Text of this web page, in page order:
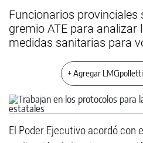
Funcionarios provinciales
gremio ATE para analizar
medidas sanitarias para
+ Agregar
El Poder Ejecutivo acordó con